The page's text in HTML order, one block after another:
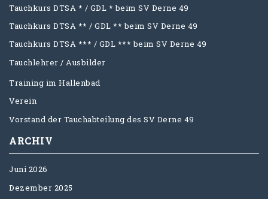
Tauchkurs DTSA * / GDL * beim SV Derne 49
Tauchkurs DTSA ** / GDL ** beim SV Derne 49
Tauchkurs DTSA *** / GDL *** beim SV Derne 49
Tauchlehrer / Ausbilder
Training im Hallenbad
Verein
Vorstand der Tauchabteilung des SV Derne 49
ARCHIV
Juni 2026
Dezember 2025